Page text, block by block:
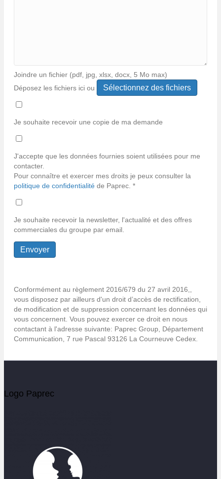
Joindre un fichier (pdf, jpg, xlsx, docx, 5 Mo max)
Déposez les fichiers ici ou
Types
de
fichiers
pdf,
jpeg,
xlsx,
docx.
Je souhaite recevoir une copie de ma demande
J'accepte que les données fournies soient utilisées pour me
contacter.
Pour connaître et exercer mes droits je peux consulter la
politique de confidentialité de Paprec. *
Je souhaite recevoir la newsletter, l'actualité et des offres
commerciales du groupe par email.
Conformément au règlement 2016/679 du 27 avril 2016,,
vous disposez par ailleurs d'un droit d’accès de rectification,
de modification et de suppression concernant les données qui
vous concernent. Vous pouvez exercer ce droit en nous
contactant à l'adresse suivante: Paprec Group, Département
Communication, 7 rue Pascal 93126 La Courneuve Cedex.
Logo Paprec